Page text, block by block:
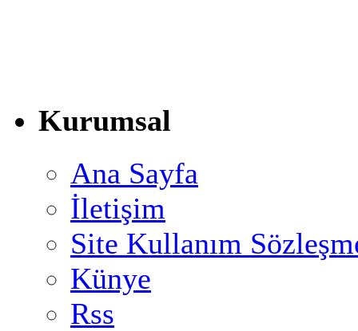
Kurumsal
Ana Sayfa
İletişim
Site Kullanım
Künye
Rss